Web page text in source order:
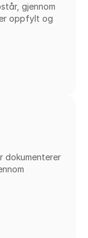
gjennom
oppfylt og
dokumenterer